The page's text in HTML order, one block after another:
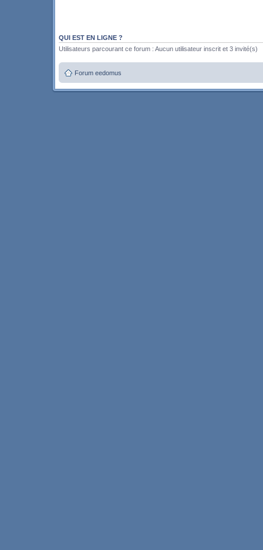
QUI EST EN LIGNE ?
Utilisateurs parcourant ce forum : Aucun utilisateur inscrit et 3 invité(s)
Forum eedomus